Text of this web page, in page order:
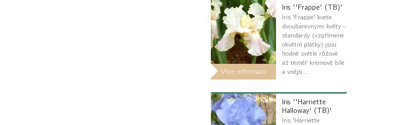
Více informací
Iris ''Frappe' (TB)'
Iris 'Frappe' kvete
dvoubarevnými květy -
standardy (vzpřímené
okvětní plátky) jsou
hodně světle růžové
až téměř krémově bílé
a vnější…
Iris ''Harriette
Halloway' (TB)'
Iris 'Harriette